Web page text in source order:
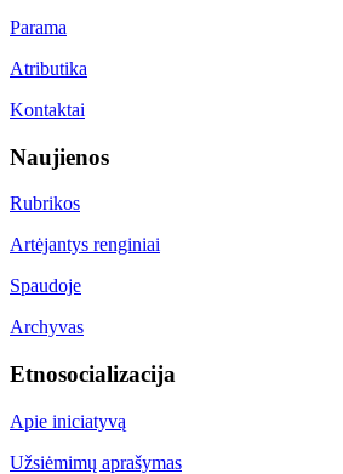
Parama
Atributika
Kontaktai
Naujienos
Rubrikos
Artėjantys renginiai
Spaudoje
Archyvas
Etnosocializacija
Apie iniciatyvą
Užsiėmimų aprašymas